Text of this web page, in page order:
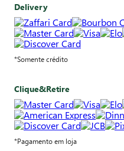
Delivery
*Somente crédito
Clique&Retire
*Pagamento em loja